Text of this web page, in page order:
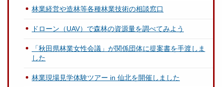
林業経営や造林等各種林業技術の相談窓口
ドローン（UAV）で森林の資源量を調べてみよう
「秋田県林業女性会議」が関係団体に提案書を手渡しま
した
林業現場見学体験ツアー in 仙北を開催しました